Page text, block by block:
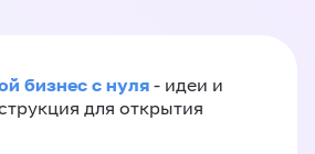
бизнес с нуля - идеи и
для открытия